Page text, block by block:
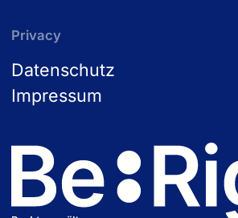
Privacy
Datenschutz
Impressum